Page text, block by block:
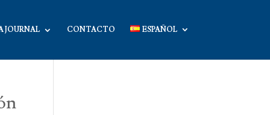
JOURNAL CONTACTO ESPAÑOL